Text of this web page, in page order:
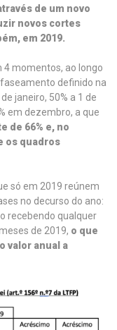
de um novo
novos cortes
em 2019.
4 momentos, ao longo
definido na
janeiro, 50% a 1 de
em dezembro, a que
de 66% e, no
os quadros
só em 2019 reúnem
no decurso do ano:
recebendo qualquer
de 2019, o que
valor anual a